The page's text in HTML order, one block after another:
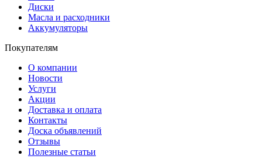
Диски
Масла и расходники
Аккумуляторы
Покупателям
О компании
Новости
Услуги
Акции
Доставка и оплата
Контакты
Доска объявлений
Отзывы
Полезные статьи